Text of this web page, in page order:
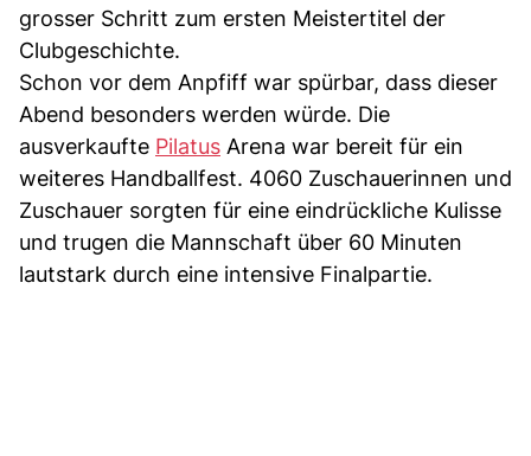
grosser Schritt zum ersten Meistertitel der
Clubgeschichte.
Schon vor dem Anpfiff war spürbar, dass dieser
Abend besonders werden würde. Die
ausverkaufte Pilatus Arena war bereit für ein
weiteres Handballfest. 4060 Zuschauerinnen und
Zuschauer sorgten für eine eindrückliche Kulisse
und trugen die Mannschaft über 60 Minuten
lautstark durch eine intensive Finalpartie.